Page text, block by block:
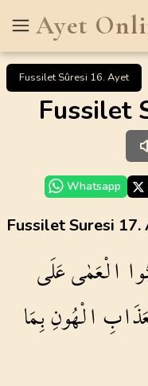
Ayet
Fussilet Sûresi 16. Ayet
Fussilet
Whatsapp
Fussilet Suresi 17.
الْعَمٰىعَلَى
الْهُونِبِمَا